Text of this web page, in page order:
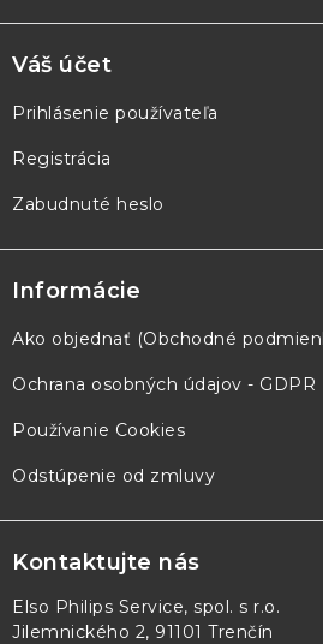
Váš účet
Prihlásenie používateľa
Registrácia
Zabudnuté heslo
Informácie
Ako objednať (Obchodné
Ochrana osobných údajov - GDPR
Používanie Cookies
Odstúpenie od zmluvy
Kontaktujte nás
Elso Philips Service, spol. s r.o.
Jilemnického 2, 91101 Trenčín